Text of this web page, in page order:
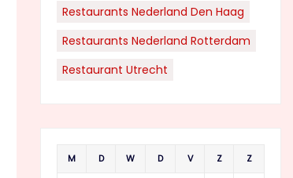
Restaurants Nederland Den Haag
Restaurants Nederland Rotterdam
Restaurant Utrecht
M D W D V Z Z